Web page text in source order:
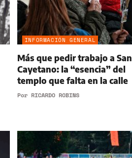
INFORMACIÓN GENERAL
Más que pedir trabajo a San
Cayetano: la “esencia” del
templo que falta en la calle
Por RICARDO ROBINS